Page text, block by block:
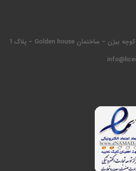
اصفهان- خیابان حکیم نظامی-کوچه بیژن – ساختمان Golden house – پلاک 1